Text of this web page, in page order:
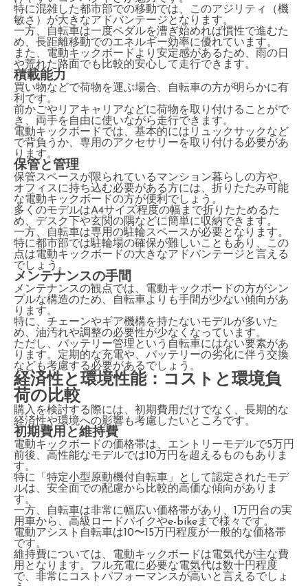
特に混雑した都市部での移動では、このアジリティ（機
敏さ）が大きなアドバンテージとなります。
一方、自転車は一度ペダルを漕ぎ始めれば慣性で進むた
め、長距離移動でのエネルギー効率に優れています。
また、電動キックボードより安定感があるため、雨の日
や荒れた路面でも比較的安心して走行できます。
積載能力
買い物などで荷物を運ぶ場合、自転車の方が明らかに有
利です。
前かごやリアキャリアなどに荷物を取り付けることがで
き、両手を自由に使いながら走行できます。
電動キックボードでは、基本的にはリュックサックなど
で背負うか、専用のアクセサリーを取り付ける必要があ
ります。
保管と管理
保管スペースが限られているマンション暮らしの方や、
オフィスに持ち込む必要がある方には、折りたたみ可能
な電動キックボードの方が便利でしょう。
多くのモデルはA4サイズ程度の幅まで折りたためるた
め、デスク下や玄関の隅などに簡単に収納できます。
一方、自転車は専用の駐輪スペースが必要となります。
特に都市部では駐輪場の確保が難しいこともあり、この
点は電動キックボードの大きなアドバンテージと言える
でしょう。
メンテナンスの手間
メンテナンスの観点では、電動キックボードの方がシン
プルな構造のため、自転車よりも手間が少ない傾向があ
ります。
特に、チェーンやギア機構を持たないモデルが多いた
め、油汚れや調整の必要性が少なくなっています。
ただし、バッテリー管理という自転車にはない要素があ
ります。定期的な充電や、バッテリーの劣化に伴う交換
なども考慮する必要があるでしょう。
経済性と環境性能：コストと環境負
荷の比較
購入を検討する際には、初期費用だけでなく、長期的な
経済性や環境への影響も考慮したいところです。
初期費用と維持費
電動キックボードの価格帯は、エントリーモデルで5万円
前後、高性能なモデルでは10万円を超えるものもありま
す。
特に「特定小型原動機付自転車」として認定されたモデ
ルは、安全面での配慮から比較的高価な傾向がありま
す。
一方、自転車は非常に幅広い価格帯があり、1万円台の実
用車から、高級ロードバイクやe-bikeまで様々です。
電動アシスト自転車は10〜15万円程度が一般的な価格帯
です。
維持費については、電動キックボードは電気代が主な費
用となります。フル充電に必要な電気代は数十円程度
で、非常にコストパフォーマンスが高いと言えるでしょ